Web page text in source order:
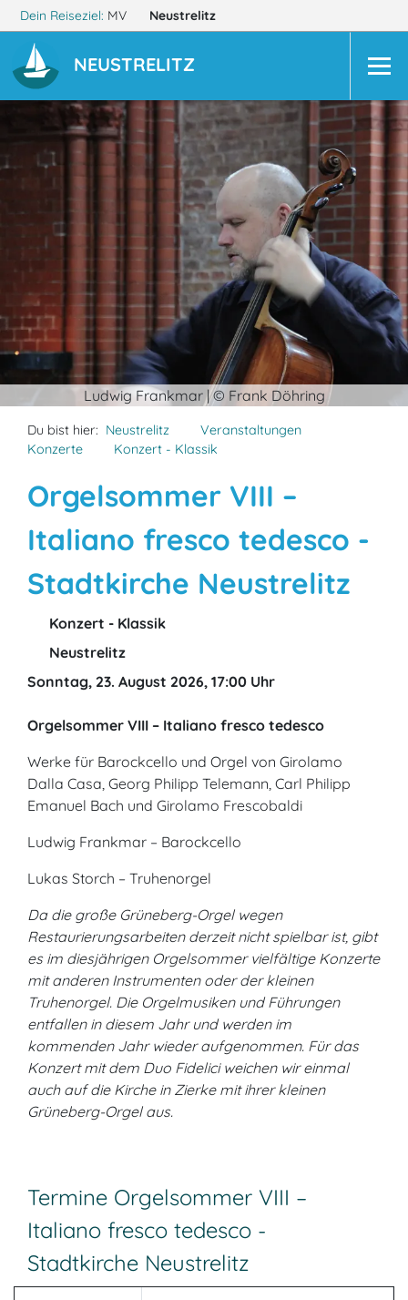
Dein Reiseziel: MV Neustrelitz
NEUSTRELITZ
Ludwig Frankmar | © Frank Döhring
Du bist hier: Neustrelitz
Veranstaltungen
Konzerte
Konzert - Klassik
Orgelsommer VIII –
Italiano fresco tedesco -
Stadtkirche Neustrelitz
Konzert - Klassik
Neustrelitz
Sonntag, 23. August 2026, 17:00 Uhr
Orgelsommer VIII – Italiano fresco tedesco
Werke für Barockcello und Orgel von Girolamo
Dalla Casa, Georg Philipp Telemann, Carl Philipp
Emanuel Bach und Girolamo Frescobaldi
Ludwig Frankmar – Barockcello
Lukas Storch – Truhenorgel
Da die große Grüneberg-Orgel wegen
Restaurierungsarbeiten derzeit nicht spielbar ist, gibt
es im diesjährigen Orgelsommer vielfältige Konzerte
mit anderen Instrumenten oder der kleinen
Truhenorgel. Die Orgelmusiken und Führungen
entfallen in diesem Jahr und werden im
kommenden Jahr wieder aufgenommen. Für das
Konzert mit dem Duo Fidelici weichen wir einmal
auch auf die Kirche in Zierke mit ihrer kleinen
Grüneberg-Orgel aus.
Termine Orgelsommer VIII –
Italiano fresco tedesco -
Stadtkirche Neustrelitz